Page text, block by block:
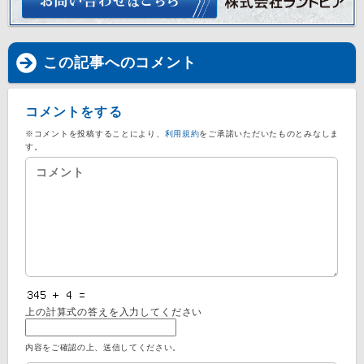
この記事へのコメント
コメントをする
※コメントを投稿することにより、 利用規約をご承諾いただいたものとみなしま
す。
上の計算式の答えを入力してください
内容をご確認の上、送信してください。